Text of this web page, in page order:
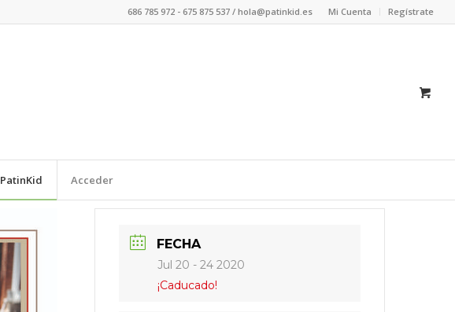
Mi Cuenta Regístrate
686 785 972 - 675 875 537 / hola@patinkid.es
PatinKid Acceder
FECHA
Jul 20 - 24 2020
¡Caducado!